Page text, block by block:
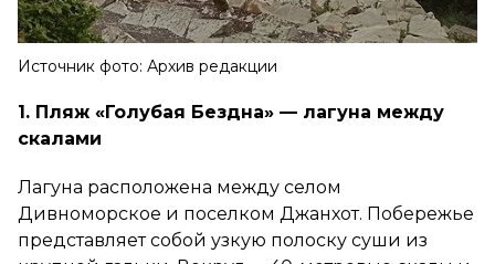
Источник фото: Архив редакции
1. Пляж «Голубая Бездна» — лагуна между
скалами
Лагуна расположена между селом
Дивноморское и поселком Джанхот. Побережье
представляет собой узкую полоску суши из